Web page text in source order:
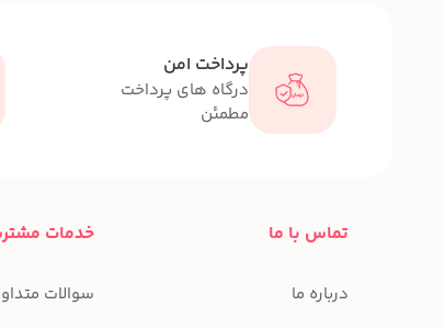
پرداخت امن
درگاه های پرداخت
مطمئن
تماس با ما
درباره ما
خدمات
سوالات